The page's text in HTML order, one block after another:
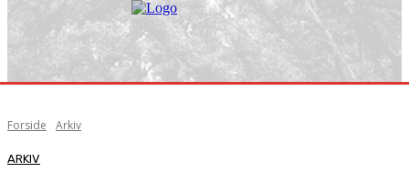
Forside Arkiv
ARKIV